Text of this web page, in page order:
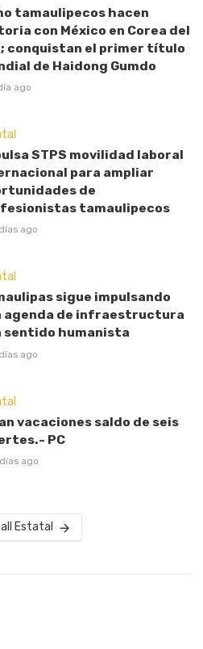
tamaulipecos hacen
con México en Corea del
conquistan el primer título
de Haidong Gumdo
ago
STPS movilidad laboral
para ampliar
de
tamaulipecos
ago
sigue impulsando
agenda de infraestructura
sentido humanista
ago
vacaciones saldo de seis
PC
ago
Estatal